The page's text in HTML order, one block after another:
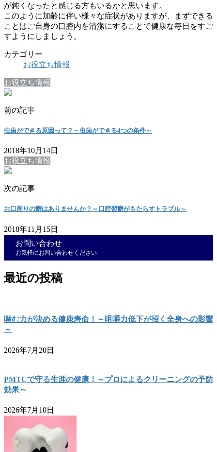
が鈍くなったと感じる方もいるかと思います。
このように加齢に伴い様々な症状がありますが、まずできる
ことはご自身の口腔内を清潔にすることで健康な毎日をすご
すようにしましょう。
カテゴリー
お役立ち情報
お役立ち情報
前の記事
虫歯ができる原因って？～虫歯ができる4つの条件～
2018年10月14日
お役立ち情報
次の記事
お口周りの癖はありませんか？～口腔習癖がもたらすトラブル～
2018年11月15日
お問い合わせ
お気軽にお問い合わせください
最近の投稿
噛む力が決める健康寿命！～咀嚼力低下が招く全身への影響
～
2026年7月20日
PMTCで守る生涯の健康！～プロによるクリーニングの予防
効果～
2026年7月10日